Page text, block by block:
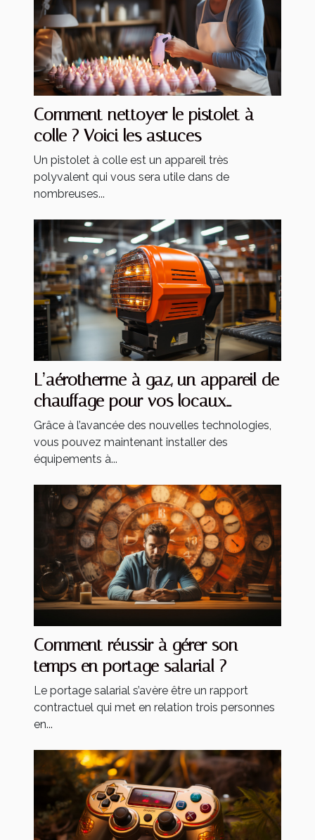
Comment nettoyer le pistolet à
colle ? Voici les astuces
Un pistolet à colle est un appareil très
polyvalent qui vous sera utile dans de
nombreuses...
L’aérotherme à gaz, un appareil de
chauffage pour vos locaux
industriels
Grâce à l’avancée des nouvelles technologies,
vous pouvez maintenant installer des
équipements à...
Comment réussir à gérer son
temps en portage salarial ?
Le portage salarial s’avère être un rapport
contractuel qui met en relation trois personnes
en...